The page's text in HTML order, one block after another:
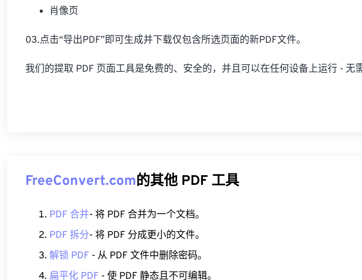
肖像页
03.点击“导出PDF”即可生成并下载仅包含所选页面的新PDF文件。
我们的提取 PDF 页面工具是免费的、安全的，并且可以在任何设备上运行 - 无
FreeConvert.com的其他 PDF 工具
PDF 合并- 将 PDF 合并为一个文档。
PDF 拆分- 将 PDF 分成更小的文件。
解锁 PDF - 从 PDF 文件中删除密码。
扁平化 PDF - 使 PDF 静态且不可编辑。